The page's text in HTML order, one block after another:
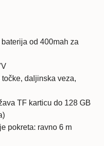
od 400mah za
daljinska veza,
TF karticu do 128 GB
pokreta: ravno 6 m